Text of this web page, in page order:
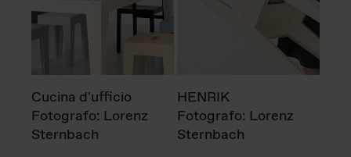
Cucina d'ufficio
Fotografo: Lorenz
Sternbach
HENRIK
Fotografo: Lorenz
Sternbach